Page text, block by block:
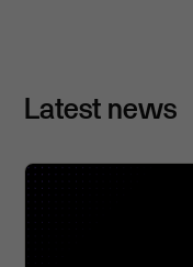
Latest news